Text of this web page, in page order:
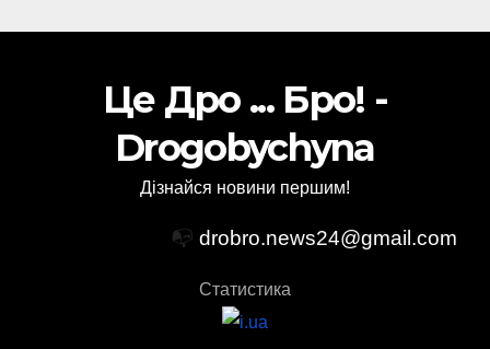
Це Дро ... Бро! -
Drogobychyna
Дізнайся новини першим!
📭 drobro.news24@gmail.com
Статистика